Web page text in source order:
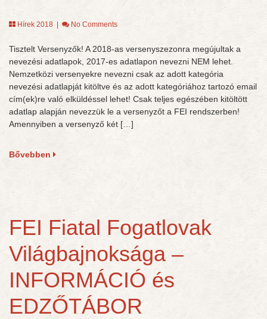
Hírek 2018 No Comments
Tisztelt Versenyzők! A 2018-as versenyszezonra megújultak a
nevezési adatlapok, 2017-es adatlapon nevezni NEM lehet.
Nemzetközi versenyekre nevezni csak az adott kategória
nevezési adatlapját kitöltve és az adott kategóriához tartozó email
cím(ek)re való elküldéssel lehet! Csak teljes egészében kitöltött
adatlap alapján nevezzük le a versenyzőt a FEI rendszerben!
Amennyiben a versenyző két […]
Bővebben
FEI Fiatal Fogatlovak
Világbajnoksága –
INFORMÁCIÓ és
EDZŐTÁBOR